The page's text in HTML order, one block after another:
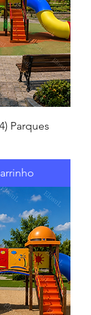
Parques